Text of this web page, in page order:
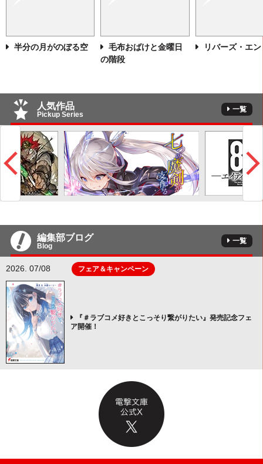
半分の月がのぼる空
毛布おばけと金曜日
の階段
リバーズ・エン
人気作品
Pickup Series
一覧
編集部ブログ
Blog
一覧
2026. 07/08 フェア＆キャンペーン
『＃ラブコメ好きとこっそり繋がりたい』発売記念フェ
ア開催！